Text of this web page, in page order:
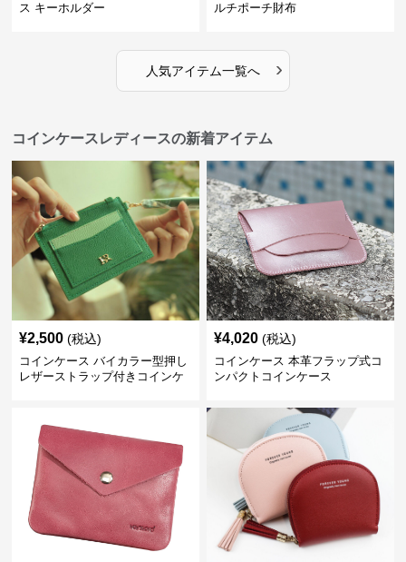
ス キーホルダー
ルチポーチ財布
人気アイテム一覧へ ›
コインケースレディースの新着アイテム
¥2,500 (税込)
コインケース バイカラー型押し
レザーストラップ付きコインケ
¥4,020 (税込)
コインケース 本革フラップ式コ
ンパクトコインケース